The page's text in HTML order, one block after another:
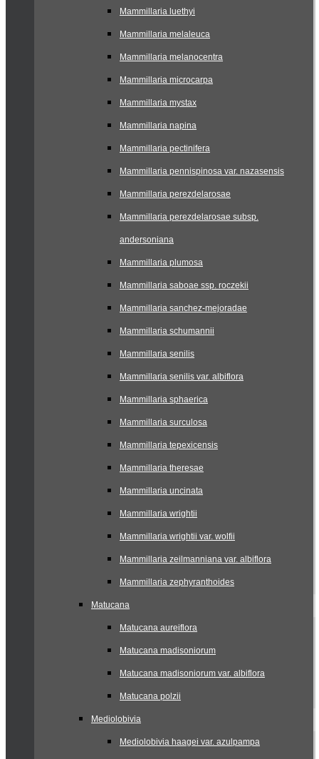
Mammillaria luethyi
Mammillaria melaleuca
Mammillaria melanocentra
Mammillaria microcarpa
Mammillaria mystax
Mammillaria napina
Mammillaria pectinifera
Mammillaria pennispinosa var. nazasensis
Mammillaria perezdelarosae
Mammillaria perezdelarosae subsp.
andersoniana
Mammillaria plumosa
Mammillaria saboae ssp. roczekii
Mammillaria sanchez-mejoradae
Mammillaria schumannii
Mammillaria senilis
Mammillaria senilis var. albiflora
Mammillaria sphaerica
Mammillaria surculosa
Mammillaria tepexicensis
Mammillaria theresae
Mammillaria uncinata
Mammillaria wrightii
Mammillaria wrightii var. wolfii
Mammillaria zeilmanniana var. albiflora
Mammillaria zephyranthoides
Matucana
Matucana aureiflora
Matucana madisoniorum
Matucana madisoniorum var. albiflora
Matucana polzii
Mediolobivia
Mediolobivia haagei var. azulpampa